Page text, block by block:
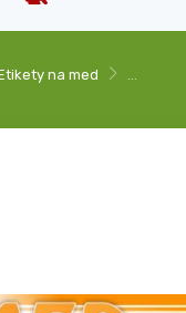
na med …